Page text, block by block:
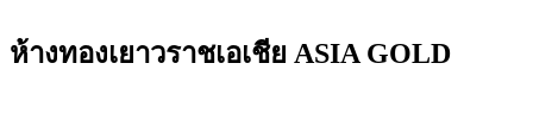
ห้างทองเยาวราชเอเชีย ASIA GOLD